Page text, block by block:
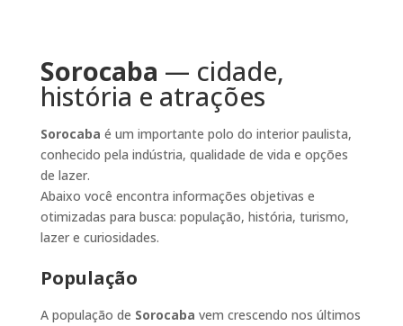
Sorocaba — cidade,
história e atrações
Sorocaba é um importante polo do interior paulista,
conhecido pela indústria, qualidade de vida e opções
de lazer.
Abaixo você encontra informações objetivas e
otimizadas para busca: população, história, turismo,
lazer e curiosidades.
População
A população de Sorocaba vem crescendo nos últimos